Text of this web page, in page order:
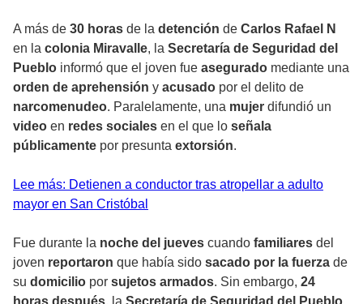
A más de 30 horas de la detención de Carlos Rafael N
en la colonia Miravalle, la Secretaría de Seguridad del
Pueblo informó que el joven fue asegurado mediante una
orden de aprehensión y acusado por el delito de
narcomenudeo. Paralelamente, una mujer difundió un
video en redes sociales en el que lo señala
públicamente por presunta extorsión.
Lee más: Detienen a conductor tras atropellar a adulto
mayor en San Cristóbal
Fue durante la noche del jueves cuando familiares del
joven reportaron que había sido sacado por la fuerza de
su domicilio por sujetos armados. Sin embargo, 24
horas después, la Secretaría de Seguridad del Pueblo